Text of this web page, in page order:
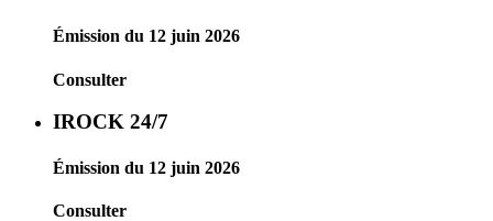
Émission du 12 juin 2026
Consulter
IROCK 24/7
Émission du 12 juin 2026
Consulter